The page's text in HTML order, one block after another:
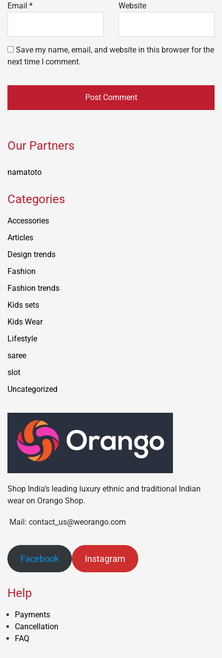
Email * Website
Save my name, email, and website in this browser for the
next time I comment.
Our Partners
namatoto
Categories
Accessories
Articles
Design trends
Fashion
Fashion trends
Kids sets
Kids Wear
Lifestyle
saree
slot
Uncategorized
Shop India’s leading luxury ethnic and traditional Indian
wear on Orango Shop.
Mail: contact_us@weorango.com
Facebook Instagram
Help
Payments
Cancellation
FAQ